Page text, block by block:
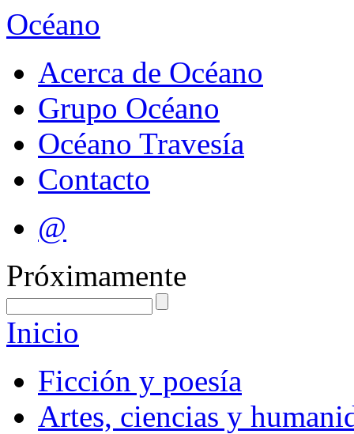
Océano
Acerca de Océano
Grupo Océano
Océano Travesía
Contacto
@
Próximamente
Inicio
Ficción y poesía
Artes, ciencias y